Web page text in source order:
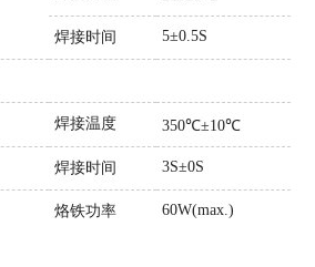
焊接时间 5±0.5S
焊接温度 350℃±10℃
焊接时间 3S±0S
烙铁功率 60W(max.)